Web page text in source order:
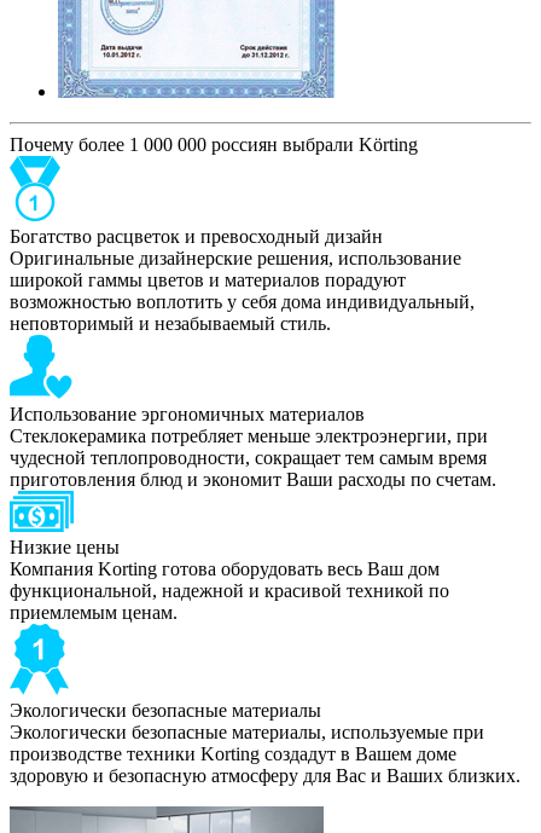
Почему более 1 000 000 россиян выбрали Körting
Богатство расцветок и превосходный дизайн
Оригинальные дизайнерские решения, использование
широкой гаммы цветов и материалов порадуют
возможностью воплотить у себя дома индивидуальный,
неповторимый и незабываемый стиль.
Использование эргономичных материалов
Стеклокерамика потребляет меньше электроэнергии, при
чудесной теплопроводности, сокращает тем самым время
приготовления блюд и экономит Ваши расходы по счетам.
Низкие цены
Компания Korting готова оборудовать весь Ваш дом
функциональной, надежной и красивой техникой по
приемлемым ценам.
Экологически безопасные материалы
Экологически безопасные материалы, используемые при
производстве техники Korting создадут в Вашем доме
здоровую и безопасную атмосферу для Вас и Ваших близких.